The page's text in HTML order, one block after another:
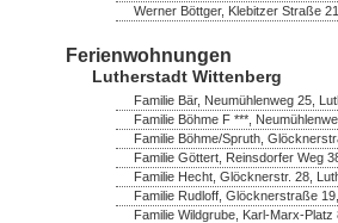
Werner Böttger, Klebitzer Straße
Ferienwohnungen
Lutherstadt Wittenberg
Familie Bär, Neumühlenweg 25,
Familie Böhme F ***,
Familie Böhme/Spruth,
Familie Göttert, Reinsdorfer Weg
Familie Hecht, Glöcknerstr. 28,
Familie Rudloff, Glöcknerstraße
Familie Wildgrube, Karl-Marx-